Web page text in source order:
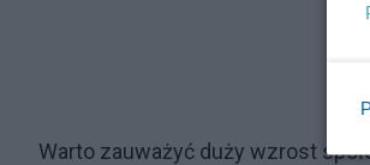
Warto zauważyć duży wzrost